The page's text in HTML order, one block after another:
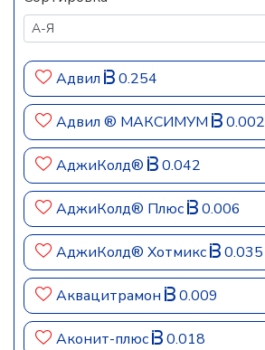
Адвил 0.254
Адвил ® МАКСИМУМ 0.002
АджиКолд® 0.042
АджиКолд® Плюс 0.006
АджиКолд® Хотмикс 0.035
Аквацитрамон 0.009
Аконит-плюс 0.018